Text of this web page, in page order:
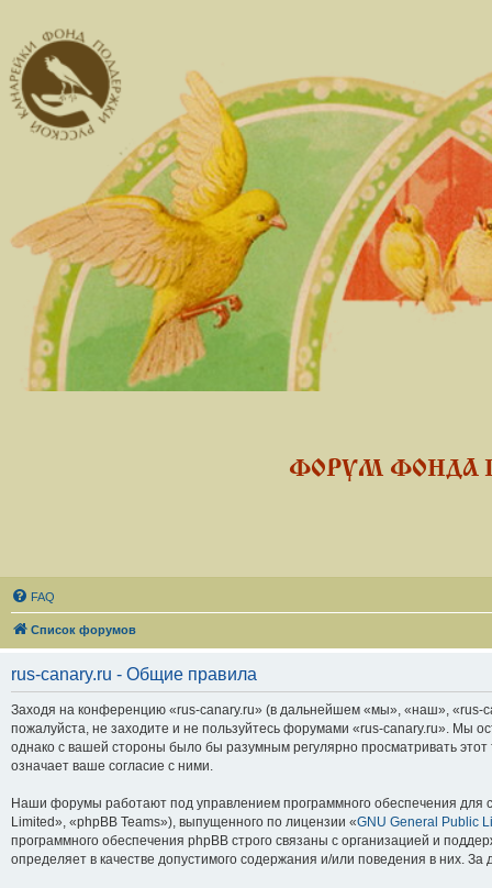
ФОРУМ ФОНДА
FAQ
Список форумов
rus-canary.ru - Общие правила
Заходя на конференцию «rus-canary.ru» (в дальнейшем «мы», «наш», «rus-
пожалуйста, не заходите и не пользуйтесь форумами «rus-canary.ru». Мы
однако с вашей стороны было бы разумным регулярно просматривать
означает ваше согласие с ними.
Наши форумы работают под управлением программного обеспечения
Limited», «phpBB Teams»), выпущенного по лицензии «GNU General Public
программного обеспечения phpBB строго связаны с организацией и
определяет в качестве допустимого содержания и/или поведения в них.